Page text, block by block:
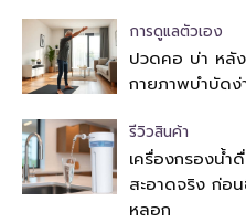
การดูแลตัวเอง
ปวดคอ บ่า หลัง
กายภาพบำบัดง่
รีวิวสินค้า
เครื่องกรองน้ำ
สะอาดจริง ก่อ
หลอก